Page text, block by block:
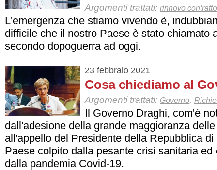
Argomenti trattati: rinnovo contratto
L'emergenza che stiamo vivendo è,
difficile che il nostro Paese è stato chiamato
secondo dopoguerra ad oggi.
23 febbraio 2021
Cosa chiediamo al
Argomenti trattati: Governo,
Il Governo Draghi, com'è
dall'adesione della grande maggioranza
all'appello del Presidente della Repubblica
Paese colpito dalla pesante crisi sanitaria
dalla pandemia Covid-19.